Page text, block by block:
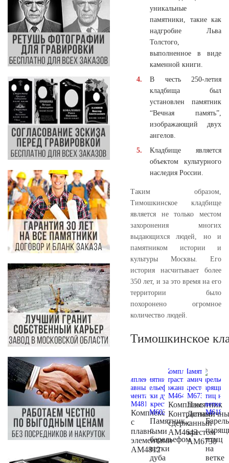
уникальные
памятники, такие как
надгробие Льва
Толстого,
выполненное в виде
каменной книги.
В честь 250-летия
кладбища был
установлен памятник
“Вечная память”,
изображающий двух
ангелов.
Кладбище является
объектом культурного
наследия России.
Таким образом,
Тимошкинское кладбище
является не только местом
захоронения многих
выдающихся людей, но и
памятником истории и
культуры Москвы. Его
история насчитывает более
350 лет, и за это время на его
территории было
похоронено огромное
количество людей.
Тимошкинское
Комплекс
с
плавными
элементами
AM4812
Памятник
с
барельефом
ветки
дуба
Комплекс
Контрастный
сдержанный
AM4643
Памятник
с
крестом
AM6730
птиц
на
ветке